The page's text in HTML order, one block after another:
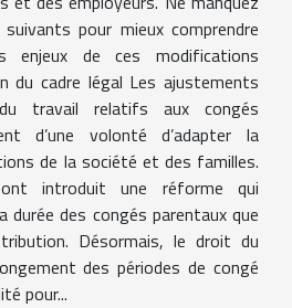
pour mieux comprendre
de ces modifications
du cadre légal Les ajustements
travail relatifs aux congés
d’une volonté d’adapter la
de la société et des familles.
ont introduit une réforme qui
durée des congés parentaux que
Désormais, le droit du
des périodes de congé
pour...